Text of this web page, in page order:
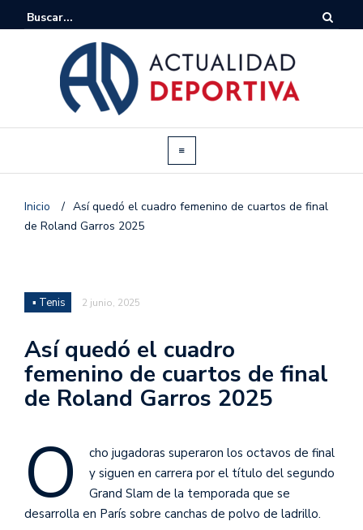
Inicio / Así quedó el cuadro femenino de cuartos de final
de Roland Garros 2025
▪ Tenis 2 junio, 2025
Así quedó el cuadro
femenino de cuartos de final
de Roland Garros 2025
O
cho jugadoras superaron los octavos de final
y siguen en carrera por el título del segundo
Grand Slam de la temporada que se
desarrolla en París sobre canchas de polvo de ladrillo.